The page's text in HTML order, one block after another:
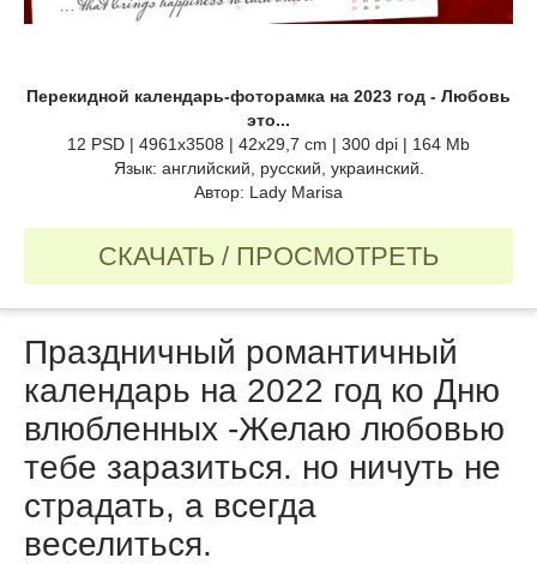
Перекидной календарь-фоторамка на 2023 год - Любовь
это...
12 PSD | 4961х3508 | 42х29,7 cm | 300 dpi | 164 Mb
Язык: английский, русский, украинский.
Автор: Lady Marisa
СКАЧАТЬ / ПРОСМОТРЕТЬ
Праздничный романтичный
календарь на 2022 год ко Дню
влюбленных -Желаю любовью
тебе заразиться. но ничуть не
страдать, а всегда
веселиться.